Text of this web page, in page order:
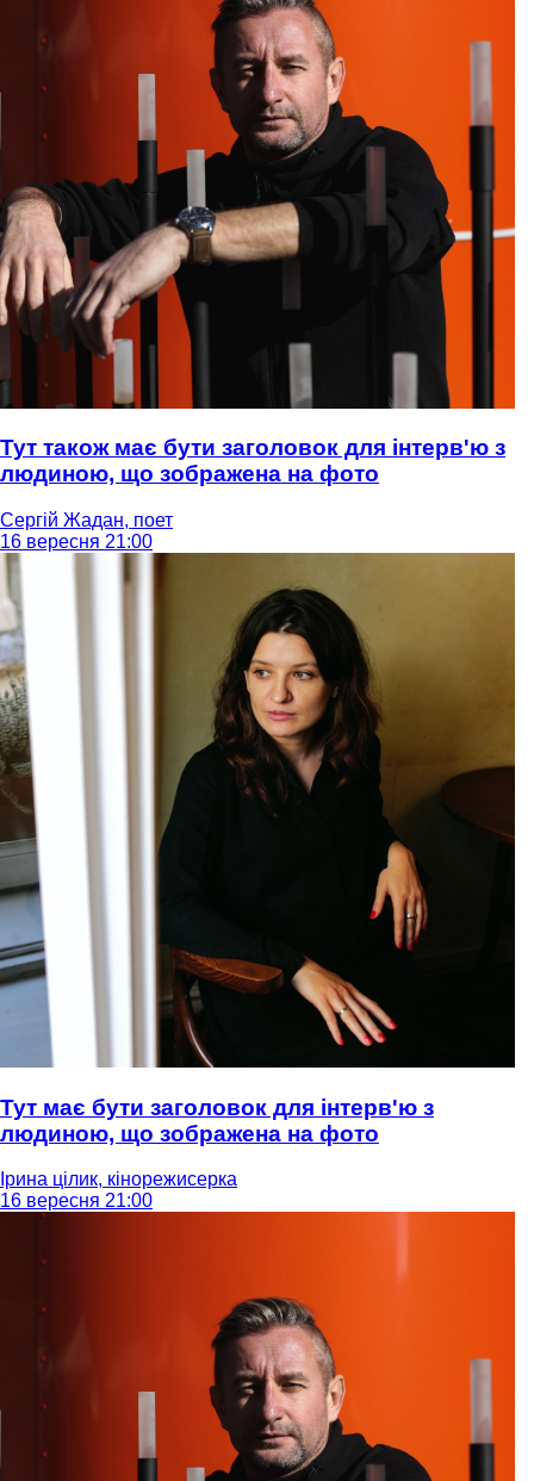
Тут також має бути заголовок для інтерв'ю з
людиною, що зображена на фото
Сергій Жадан, поет
16 вересня 21:00
Тут має бути заголовок для інтерв'ю з
людиною, що зображена на фото
Ірина цілик, кінорежисерка
16 вересня 21:00